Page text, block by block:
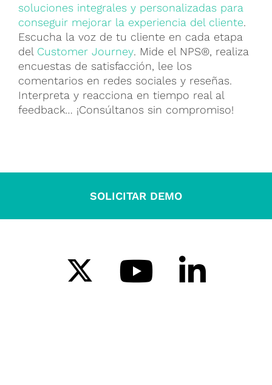
soluciones integrales y personalizadas para
conseguir mejorar la experiencia del cliente.
Escucha la voz de tu cliente en cada etapa
del Customer Journey. Mide el NPS®, realiza
encuestas de satisfacción, lee los
comentarios en redes sociales y reseñas.
Interpreta y reacciona en tiempo real al
feedback… ¡Consúltanos sin compromiso!
SOLICITAR DEMO